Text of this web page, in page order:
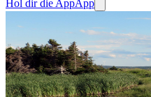
Hol dir die AppApp